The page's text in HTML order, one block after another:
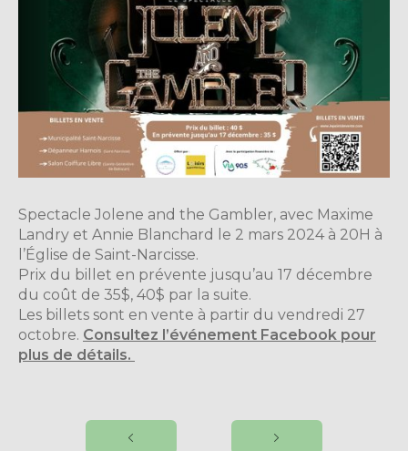
Spectacle Jolene and the Gambler, avec Maxime
Landry et Annie Blanchard le 2 mars 2024 à 20H à
l’Église de Saint-Narcisse.
Prix du billet en prévente jusqu’au 17 décembre
du coût de 35$, 40$ par la suite.
Les billets sont en vente à partir du vendredi 27
octobre. Consultez l’événement Facebook pour
plus de détails.